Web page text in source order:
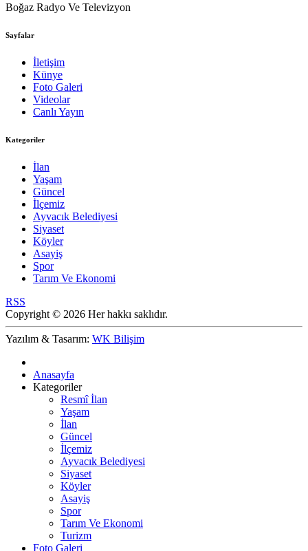
Boğaz Radyo Ve Televizyon
Sayfalar
İletişim
Künye
Foto Galeri
Videolar
Canlı Yayın
Kategoriler
İlan
Yaşam
Güncel
İlçemiz
Ayvacık Belediyesi
Siyaset
Köyler
Asayiş
Spor
Tarım Ve Ekonomi
RSS
Copyright © 2026 Her hakkı saklıdır.
Yazılım & Tasarım: WK Bilişim
Anasayfa
Kategoriler
Resmî İlan
Yaşam
İlan
Güncel
İlçemiz
Ayvacık Belediyesi
Siyaset
Köyler
Asayiş
Spor
Tarım Ve Ekonomi
Turizm
Foto Galeri